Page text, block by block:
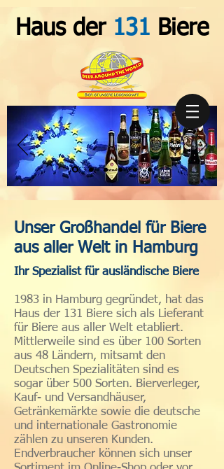
Haus der 131 Biere
Unser Großhandel für Biere
aus aller Welt in Hamburg
Ihr Spezialist für ausländische Biere
1983 in Hamburg gegründet, hat das
Haus der 131 Biere sich als Lieferant
für Biere aus aller Welt etabliert.
Mittlerweile sind es über 100 Sorten
aus 48 Ländern, mitsamt den
Deutschen Spezialitäten sind es
sogar über 500 Sorten. Bierverleger,
Kauf- und Versandhäuser,
Getränkemärkte sowie die deutsche
und internationale Gastronomie
zählen zu unseren Kunden.
Endverbraucher können sich unser